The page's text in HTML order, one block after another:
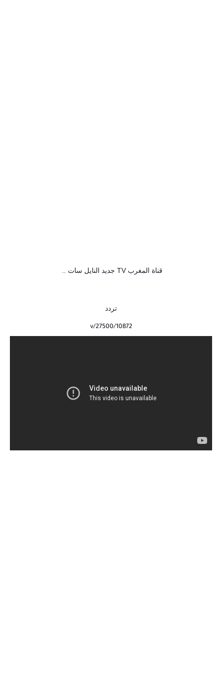
قناة المغرب TV جديد النايل سات ..
تردد
10872/v/27500